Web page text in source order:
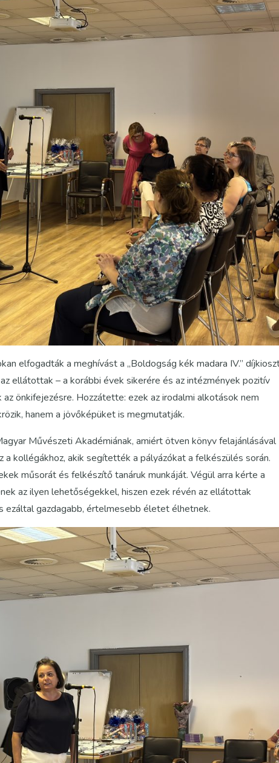
elfogadták a meghívást a „Boldogság kék madara IV.”
ellátottak – a korábbi évek sikerére és az intézmények pozitív
önkifejezésre. Hozzátette: ezek az irodalmi alkotások nem
hanem a jövőképüket is megmutatják.
Művészeti Akadémiának, amiért ötven könyv felajánlásával
kollégákhoz, akik segítették a pályázókat a felkészülés során.
műsorát és felkészítő tanáruk munkáját. Végül arra kérte a
az ilyen lehetőségekkel, hiszen ezek révén az ellátottak
gazdagabb, értelmesebb életet élhetnek.